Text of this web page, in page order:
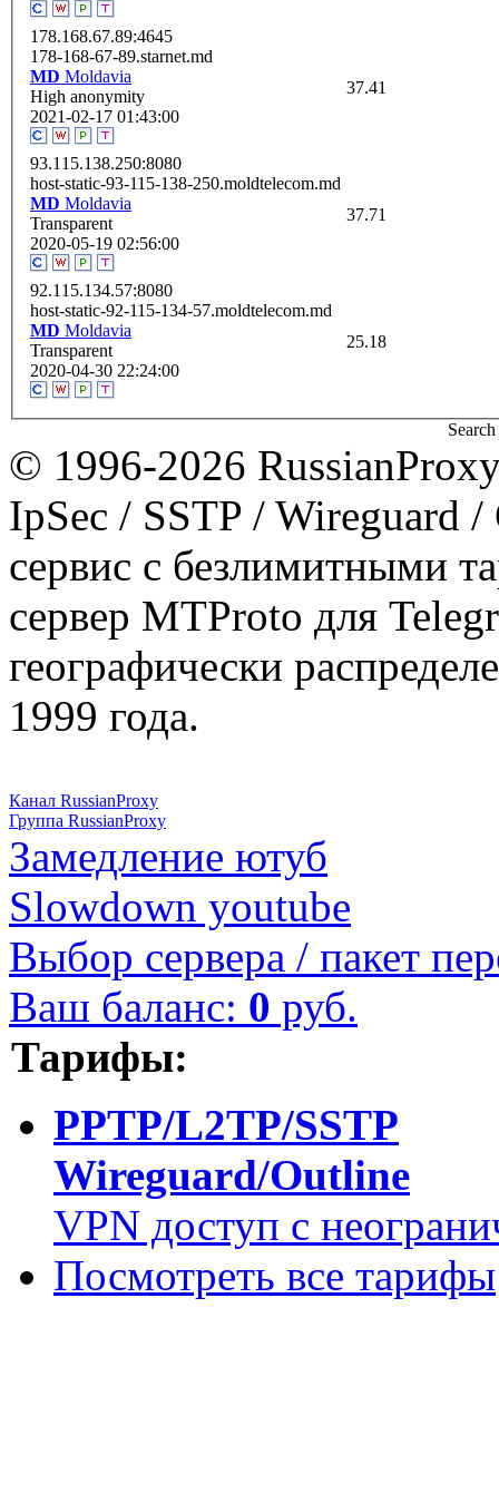
178.168.67.89:4645
178-168-67-89.starnet.md
MD Moldavia
High anonymity
2021-02-17 01:43:00
37.41
93.115.138.250:8080
host-static-93-115-138-250.moldtelecom.md
MD Moldavia
Transparent
2020-05-19 02:56:00
37.71
92.115.134.57:8080
host-static-92-115-134-57.moldtelecom.md
MD Moldavia
Transparent
2020-04-30 22:24:00
25.18
© 1996-2026
IpSec / SSTP / Wireguard
сервис с безлимитными
сервер MTProto для
географически
1999 года.
Канал RussianProxy
Группа RussianProxy
Замедление ютуб
Slowdown youtube
Выбор сервера / пакет
Ваш баланс: 0 руб.
Тарифы:
PPTP/L2TP/SSTP
Wireguard/Outline
VPN доступ с
Посмотреть все тарифы